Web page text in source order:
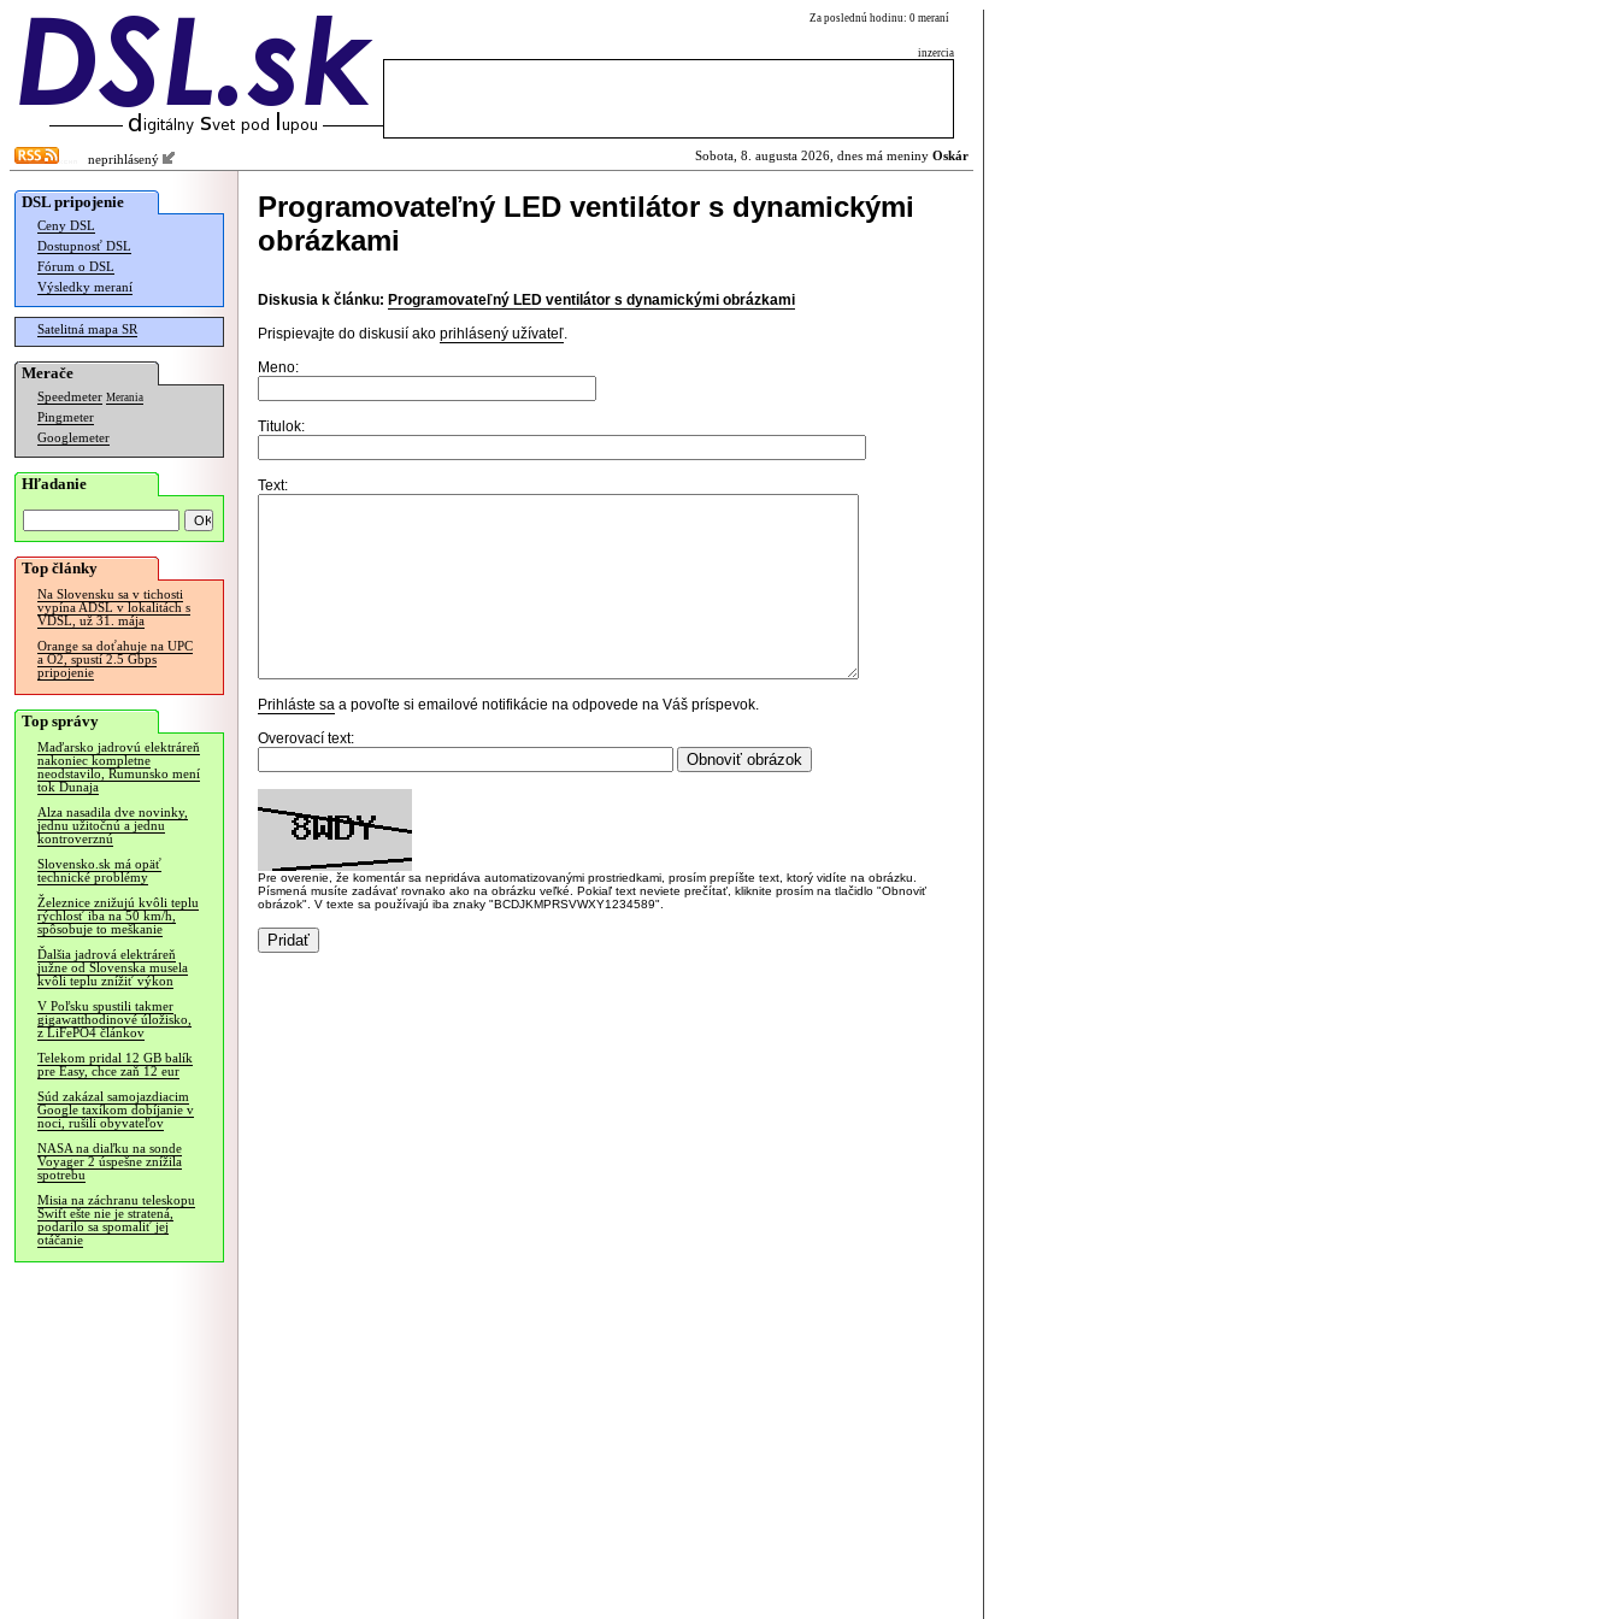
Za poslednú hodinu: 0 meraní
inzercia
neprihlásený Sobota, 8. augusta 2026, dnes má meniny Oskár
DSL pripojenie
Ceny DSL
Dostupnosť DSL
Fórum o DSL
Výsledky meraní
Satelitná mapa SR
Merače
Speedmeter Merania
Pingmeter
Googlemeter
Hľadanie
Top články
Na Slovensku sa v tichosti
vypína ADSL v lokalitách s
VDSL, už 31. mája
Orange sa doťahuje na UPC
a O2, spustí 2.5 Gbps
pripojenie
Top správy
Maďarsko jadrovú elektráreň
nakoniec kompletne
neodstavilo, Rumunsko mení
tok Dunaja
Alza nasadila dve novinky,
jednu užitočnú a jednu
kontroverznú
Slovensko.sk má opäť
technické problémy
Železnice znižujú kvôli teplu
rýchlosť iba na 50 km/h,
spôsobuje to meškanie
Ďalšia jadrová elektráreň
južne od Slovenska musela
kvôli teplu znížiť výkon
V Poľsku spustili takmer
gigawatthodinové úložisko,
z LiFePO4 článkov
Telekom pridal 12 GB balík
pre Easy, chce zaň 12 eur
Súd zakázal samojazdiacim
Google taxíkom dobíjanie v
noci, rušili obyvateľov
NASA na diaľku na sonde
Voyager 2 úspešne znížila
spotrebu
Misia na záchranu teleskopu
Swift ešte nie je stratená,
podarilo sa spomaliť jej
otáčanie
Programovateľný LED ventilátor s dynamickými
obrázkami
Diskusia k článku: Programovateľný LED ventilátor s dynamickými obrázkami
Prispievajte do diskusií ako prihlásený užívateľ.
Meno:
Titulok:
Text:
Prihláste sa a povoľte si emailové notifikácie na odpovede na Váš príspevok.
Overovací text:
Pre overenie, že komentár sa nepridáva automatizovanými prostriedkami, prosím prepíšte text, ktorý vidíte na obrázku.
Písmená musíte zadávať rovnako ako na obrázku veľké. Pokiaľ text neviete prečítať, kliknite prosím na tlačidlo "Obnoviť
obrázok". V texte sa používajú iba znaky "BCDJKMPRSVWXY1234589".